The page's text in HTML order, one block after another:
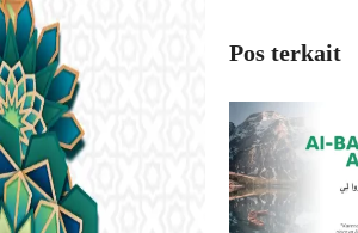
Pos terkait